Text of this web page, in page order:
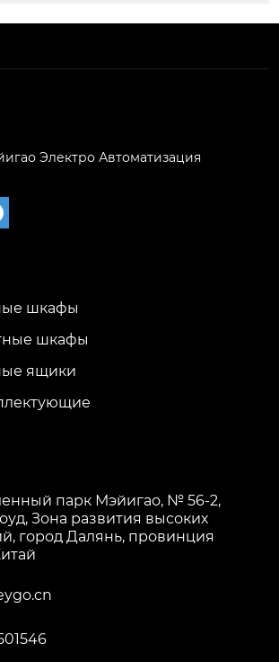
Электро Автоматизация
шкафы
шкафы
ящики
парк Мэйигао, № 56-2,
Зона развития высоких
город Далянь, провинция